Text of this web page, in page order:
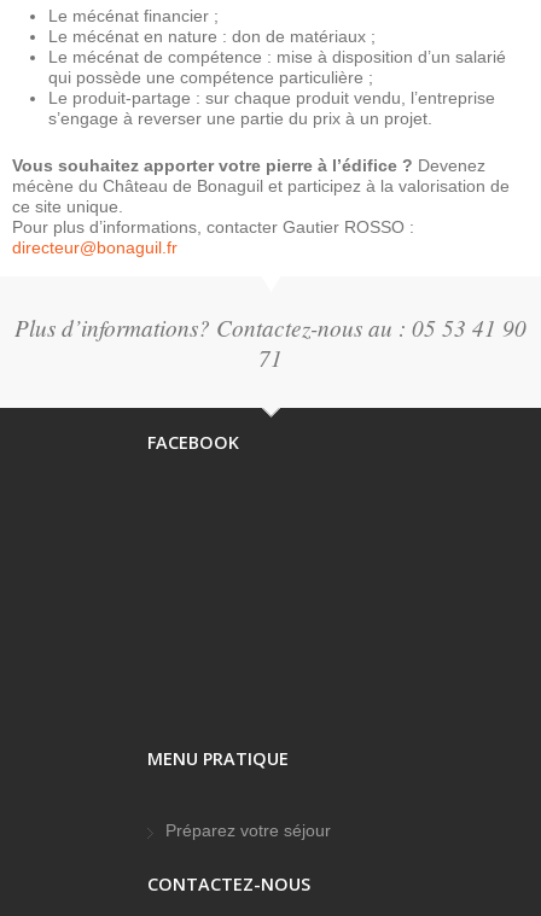
Le mécénat financier ;
Le mécénat en nature : don de matériaux ;
Le mécénat de compétence : mise à disposition d’un salarié
qui possède une compétence particulière ;
Le produit-partage : sur chaque produit vendu, l’entreprise
s’engage à reverser une partie du prix à un projet.
Vous souhaitez apporter votre pierre à l’édifice ? Devenez
mécène du Château de Bonaguil et participez à la valorisation de
ce site unique.
Pour plus d’informations, contacter Gautier ROSSO :
directeur@bonaguil.fr
Plus d’informations? Contactez-nous au : 05 53 41 90
71
FACEBOOK
MENU PRATIQUE
Préparez votre séjour
CONTACTEZ-NOUS